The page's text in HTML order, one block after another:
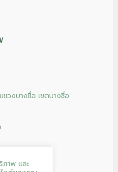
วงบางซื่อ เขตบางซื่อ
ภาพ และ